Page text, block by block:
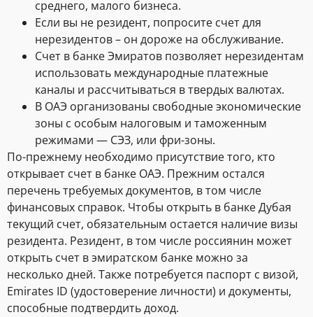
среднего, малого бизнеса.
Если вы не резидент, попросите счет для
нерезидентов – он дороже на обслуживание.
Счет в банке Эмиратов позволяет нерезидентам
использовать международные платежные
каналы и рассчитываться в твердых валютах.
В ОАЭ организованы свободные экономические
зоны с особым налоговым и таможенным
режимами — СЭЗ, или фри-зоны.
По-прежнему необходимо присутствие того, кто
открывает счет в банке ОАЭ. Прежним остался
перечень требуемых документов, в том числе
финансовых справок. Чтобы открыть в банке Дубая
текущий счет, обязательным остается наличие визы
резидента. Резидент, в том числе россиянин может
открыть счет в эмиратском банке можно за
несколько дней. Также потребуется паспорт с визой,
Emirates ID (удостоверение личности) и документы,
способные подтвердить доход.